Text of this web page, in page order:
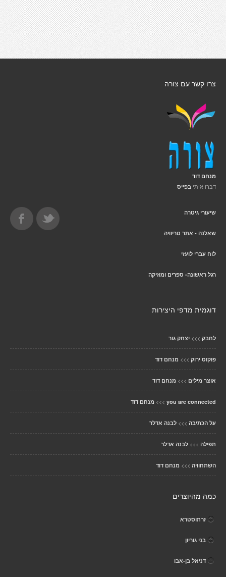
צרו קשר עם צורה
מנחם דוד
דברו איתי בפייס
שיעורי גיטרה
שאלנה - אתר טריוויה
לוח עברי לועזי
רגל ראשונה- ספרים ומוזיקה
דוגמית מדפי היצירות
לחבק >>> יצחק גור
פוקוס ירוק >>> מנחם דוד
אוצר מילים >>> מנחם דוד
you are connected
>>> מנחם דוד
על הכתיבה >>> לבנה אדלר
תפילה >>> לבנה אדלר
השתחוויה >>> מנחם דוד
כמה מהיוצרים
זרתוסטרא
בני גוריון
דניאל בן-אבו